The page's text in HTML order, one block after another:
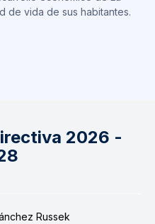
de vida de sus habitantes.
2026 -
Russek